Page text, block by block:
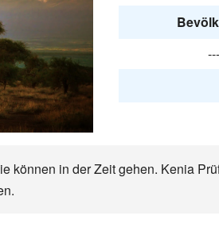
können in der Zeit gehen. Kenia